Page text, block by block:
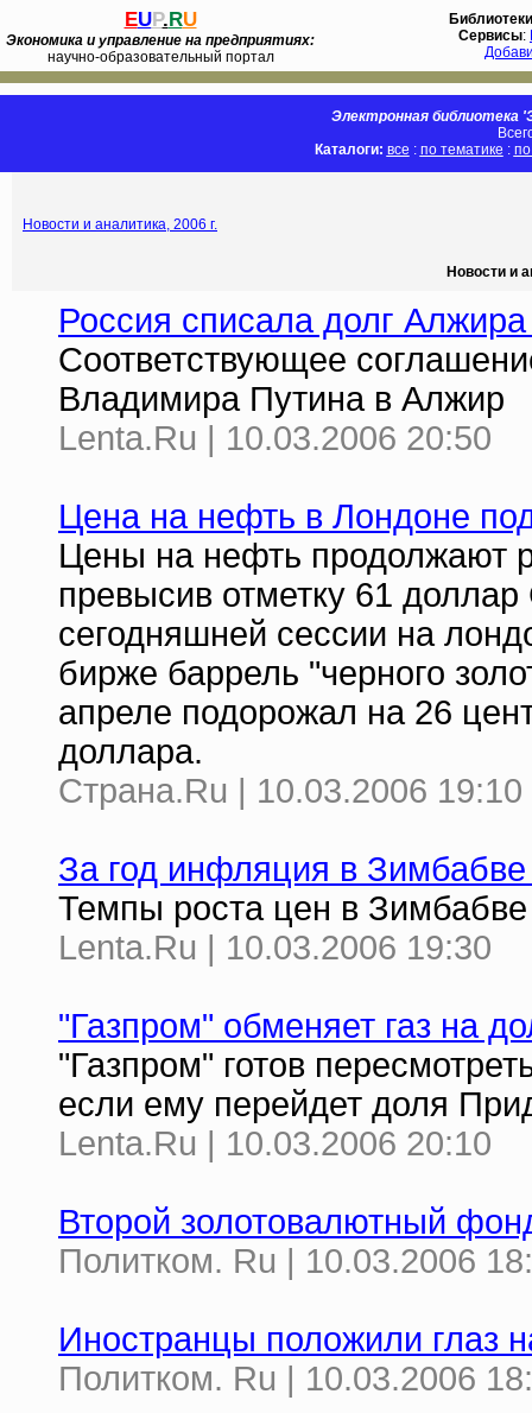
EUP.RU
Экономика и управление на предприятиях:
научно-образовательный портал
Библиотеки
Сервисы:
Электронная библиотека
Каталоги: все : по тематике :
Новости и аналитика, 2006 г.
Новости и
Россия списала долг
Соответствующее
Владимира Путина в Алжир
Lenta.Ru | 10.03.2006 20:50
Цена на нефть в Лондоне
Цены на нефть продолжают
превысив отметку 61
сегодняшней сессии на
бирже баррель "черного
апреле подорожал на 26
доллара.
Страна.Ru | 10.03.2006 19:10
За год инфляция в
Темпы роста цен в
Lenta.Ru | 10.03.2006 19:30
"Газпром" обменяет газ на
"Газпром" готов
если ему перейдет доля
Lenta.Ru | 10.03.2006 20:10
Второй золотовалютный
Политком. Ru | 10.03.2006
Иностранцы положили глаз
Политком. Ru | 10.03.2006